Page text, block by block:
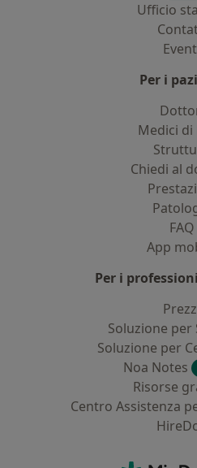
Ufficio
Per i
Medici di
Chiedi al
FAQ
App
Per i
Soluzione per
Soluzione per
Noa Notes
Risorse
Centro Assistenza